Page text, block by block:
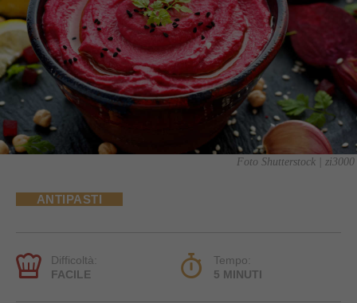
Foto Shutterstock | zi3000
ANTIPASTI
Difficoltà:
FACILE
Tempo:
5 MINUTI